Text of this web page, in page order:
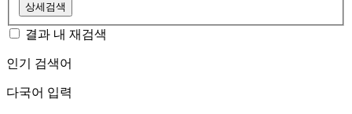
상세검색
결과 내 재검색
인기 검색어
다국어 입력